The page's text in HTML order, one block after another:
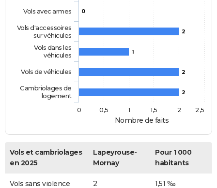
Nombre de faits
0
2
1
2
2
Vols avec armes
Vols d'accessoires
sur véhicules
Vols dans les
véhicules
Vols de véhicules
Cambriolages de
logement
0
0,5 1 1,5 2 2,5
Vols et cambriolages
en 2025
Lapeyrouse-
Mornay
Pour 1 000
habitants
Vols sans violence
2 1,51 ‰